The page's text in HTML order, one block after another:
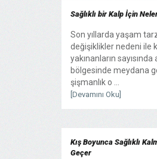
Sağlıklı bir Kalp İçin
Son yıllarda yaşam
değişiklikler nedeni ile
yakınanların
bölgesinde meydana
şişmanlık o ...
[Devamını Oku]
Kış Boyunca Sağlıklı
Geçer